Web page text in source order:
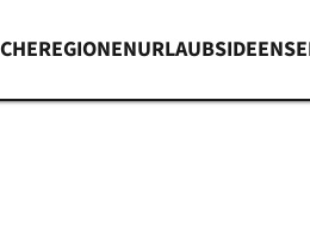
REGIONENURLAUBSIDEEN